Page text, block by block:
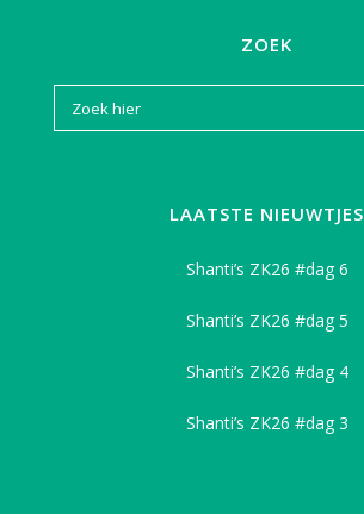
ZOEK
LAATSTE NIEUWTJES
Shanti’s ZK26 #dag 6
Shanti’s ZK26 #dag 5
Shanti’s ZK26 #dag 4
Shanti’s ZK26 #dag 3